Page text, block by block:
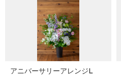
アニバーサリーアレンジL